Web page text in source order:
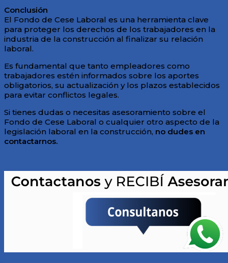
Conclusión
El Fondo de Cese Laboral es una herramienta clave
para proteger los derechos de los trabajadores en la
industria de la construcción al finalizar su relación
laboral.
Es fundamental que tanto empleadores como
trabajadores estén informados sobre los aportes
obligatorios, su actualización y los plazos establecidos
para evitar conflictos legales.
Si tienes dudas o necesitas asesoramiento sobre el
Fondo de Cese Laboral o cualquier otro aspecto de la
legislación laboral en la construcción, no dudes en
contactarnos.